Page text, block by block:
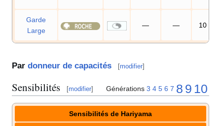
Garde
Large
— — 10
Par donneur de capacités [modifier]
Sensibilités [modifier] Générations 3 4 5 6 7 8 9 10
Sensibilités de Hariyama